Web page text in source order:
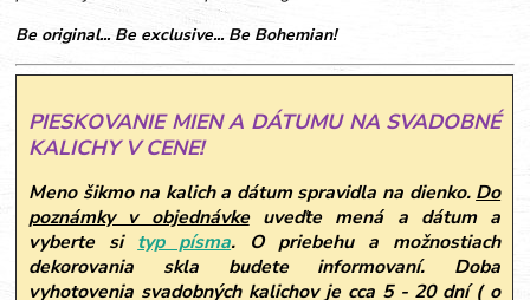
Be original... Be exclusive... Be Bohemian!
PIESKOVANIE MIEN A DÁTUMU NA SVADOBNÉ
KALICHY V CENE!
Meno šikmo na kalich a dátum spravidla na dienko. Do
poznámky v objednávkeuveďte mená a dátum a
vyberte si typ písma. O priebehu a možnostiach
dekorovania skla budete informovaní. Doba
vyhotovenia svadobných kalichov je cca 5 - 20 dní ( o